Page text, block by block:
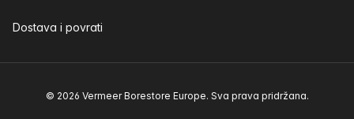
Dostava i povrati
© 2026 Vermeer Borestore Europe. Sva prava pridržana.